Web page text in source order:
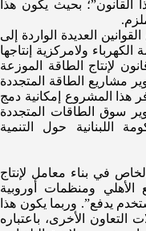
القانون”؛ بحيث يكون هذا
العديدة الواردة إلى
ولامركزية إنتاجها
لإنتاج الطاقة الموزعة
مشاريع الطاقة المتجددة
هذا المشروع إمكانية دمج
سوق الطاقات المتجددة
اللبنانية حول التنمية
في بناء معامل لإنتاج
الأهلي ومنظمات أوروبية
يدفع”. وربما يكون هذا
التعاون الأخرى، باعتباره